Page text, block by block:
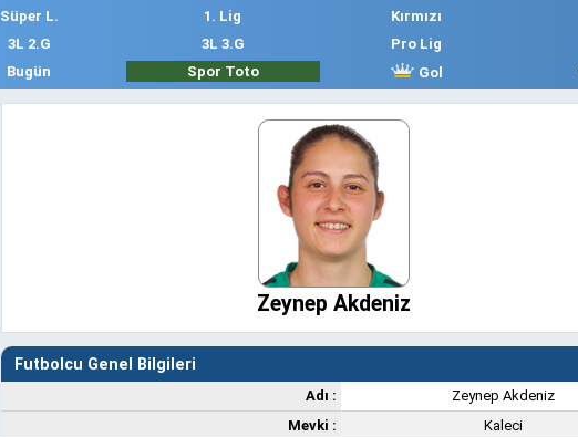
Süper L. 1. Lig Kırmızı
3L 2.G
3L 3.G Pro Lig
Bugün
Spor Toto Gol
Zeynep Akdeniz
Futbolcu Genel Bilgileri
Adı :
Zeynep Akdeniz
Mevki :
Kaleci